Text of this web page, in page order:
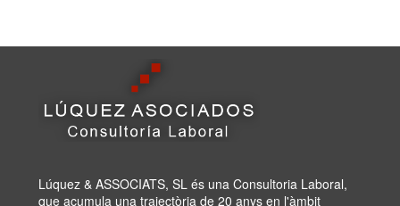
Lúquez & ASSOCIATS, SL és una Consultoria Laboral,
que acumula una trajectòria de 20 anys en l'àmbit